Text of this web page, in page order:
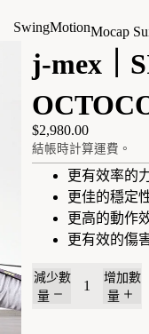
SwingMotionMocap
j-mex｜
$2,980.00
結帳時計算運費。
更有效率的
更佳的穩定
更高的動作
更有效的傷
減少數
量
增加數
量